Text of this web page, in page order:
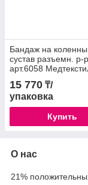
Бандаж на
сустав разъемн. р-
арт.6058
15 770 ₸/
упаковка
Купить
О нас
21%